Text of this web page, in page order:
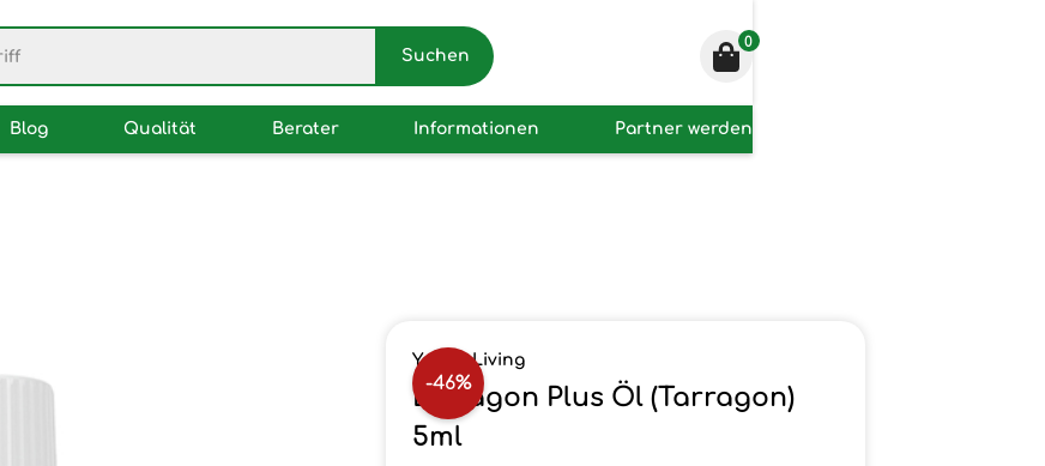
0
Blog Qualität Berater Informationen Partner werden
-46%
Young Living
Estragon Plus Öl (Tarragon)
5ml